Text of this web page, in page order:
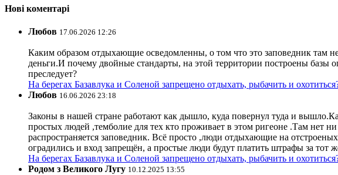
Нові коментарі
Любов 17.06.2026 12:26
Каким образом отдыхающие осведомленны, о том что это заповедник там
деньги.И почему двойные стандарты, на этой территории построены базы
преследует?
На берегах Базавлука и Соленой запрещено отдыхать, рыбачить и
Любов 16.06.2026 23:18
Законы в нашей стране работают как дышло, куда повернул туда и
простых людей ,темболие для тех кто проживает в этом ригеоне .Там нет
распространяется заповедник. Всё просто ,люди отдыхающие на
оградились и вход запрещён, а простые люди будут платить штрафы за тот
На берегах Базавлука и Соленой запрещено отдыхать, рыбачить и
Родом з Великого Лугу 10.12.2025 13:55